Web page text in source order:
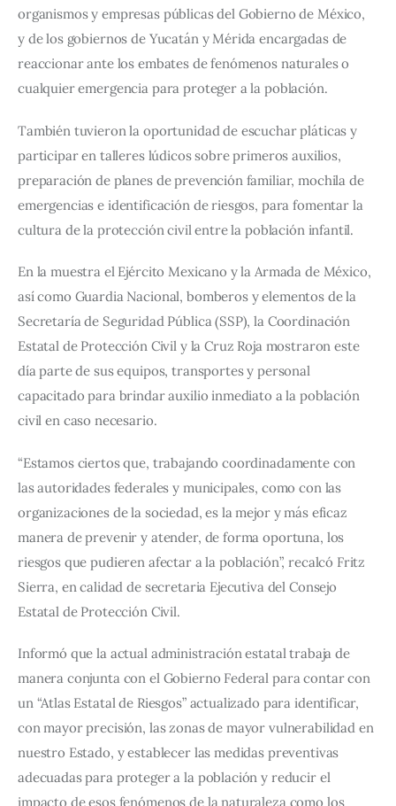
organismos y empresas públicas del Gobierno de México,
y de los gobiernos de Yucatán y Mérida encargadas de
reaccionar ante los embates de fenómenos naturales o
cualquier emergencia para proteger a la población.
También tuvieron la oportunidad de escuchar pláticas y
participar en talleres lúdicos sobre primeros auxilios,
preparación de planes de prevención familiar, mochila de
emergencias e identificación de riesgos, para fomentar la
cultura de la protección civil entre la población infantil.
En la muestra el Ejército Mexicano y la Armada de México,
así como Guardia Nacional, bomberos y elementos de la
Secretaría de Seguridad Pública (SSP), la Coordinación
Estatal de Protección Civil y la Cruz Roja mostraron este
día parte de sus equipos, transportes y personal
capacitado para brindar auxilio inmediato a la población
civil en caso necesario.
“Estamos ciertos que, trabajando coordinadamente con
las autoridades federales y municipales, como con las
organizaciones de la sociedad, es la mejor y más eficaz
manera de prevenir y atender, de forma oportuna, los
riesgos que pudieren afectar a la población”, recalcó Fritz
Sierra, en calidad de secretaria Ejecutiva del Consejo
Estatal de Protección Civil.
Informó que la actual administración estatal trabaja de
manera conjunta con el Gobierno Federal para contar con
un “Atlas Estatal de Riesgos” actualizado para identificar,
con mayor precisión, las zonas de mayor vulnerabilidad en
nuestro Estado, y establecer las medidas preventivas
adecuadas para proteger a la población y reducir el
impacto de esos fenómenos de la naturaleza como los